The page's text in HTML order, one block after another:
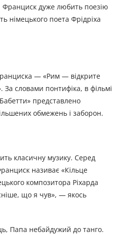
Франциск дуже любить поезію
німецького поета Фрідріха
— «Рим — відкрите
За словами понтифіка, в фільмі
представлено
обмежень і заборон.
класичну музику. Серед
називає «Кільце
композитора Ріхарда
що я чув», — якось
Папа небайдужий до танго.